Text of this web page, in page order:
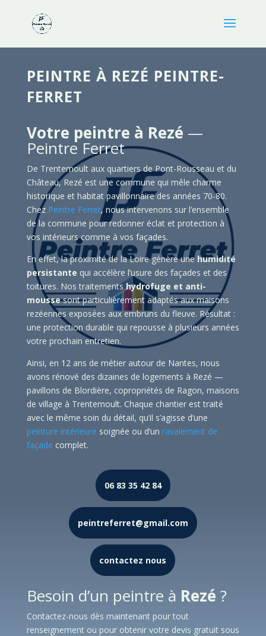
PEINTRE À REZÉ PEINTRE-
FERRET
Votre peintre à Rezé —
Peintre Ferret
De Trentemoult aux quartiers de Pont-Rousseau et du
Château, Rezé est une commune qui mêle charme
historique et habitat pavillonnaire des années 70-80.
Chez Peintre Ferret, nous intervenons sur l’ensemble
de la commune pour redonner éclat et protection à
vos intérieurs comme à vos façades.
En effet, la proximité de la Loire génère une humidité
persistante qui accélère l’usure des façades et des
toitures. Nos traitementshydrofuge et anti-
moussesont particulièrement adaptés aux maisons
rezéennes exposées aux embruns du fleuve. Résultat :
une protection durable qui repousse à plusieurs années
votre prochain entretien.
Ainsi, en 12 ans de métier autour de Nantes, nous
avons rénové des dizaines de logements à Rezé —
pavillons de Blordière, copropriétés de Ragon, maisons
de village à Trentemoult. Chaque chantier est traité
avec le même soin du détail, qu’il s’agisse d’une
peinture intérieure soignée ou d’un ravalement de
façade complet.
06 83 35 42 84
peintreferret@gmail.com
contactez nous
Besoin d’un peintre à Rezé ?
Contactez-nous dès maintenant pour tout
renseignement ou pour obtenir votre devis gratuit sous